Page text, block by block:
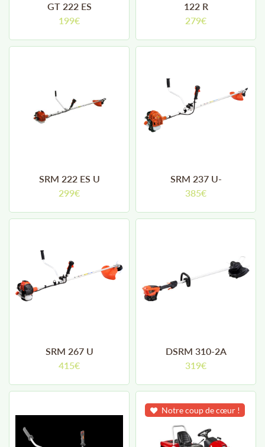
GT 222 ES
199€
122 R
279€
SRM 222 ES U
299€
SRM 237 U-
385€
SRM 267 U
415€
DSRM 310-2A
319€
 Notre coup de cœur !